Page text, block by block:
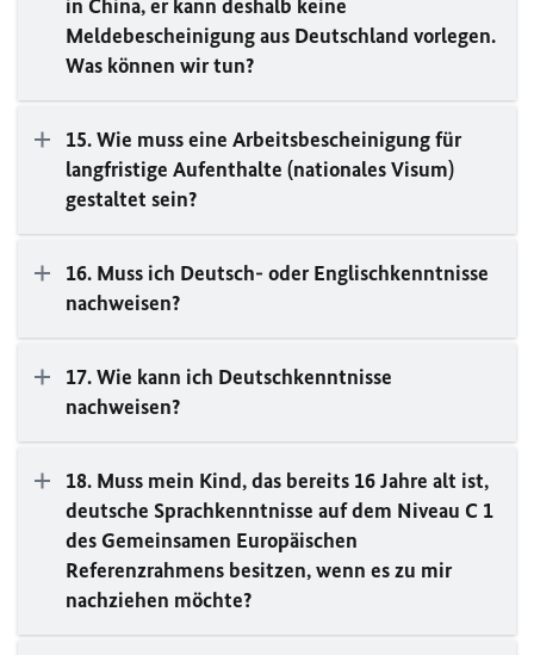
in China, er kann deshalb keine
Meldebescheinigung aus Deutschland vorlegen.
Was können wir tun?
15. Wie muss eine Arbeitsbescheinigung für
langfristige Aufenthalte (nationales Visum)
gestaltet sein?
16. Muss ich Deutsch- oder Englischkenntnisse
nachweisen?
17. Wie kann ich Deutschkenntnisse
nachweisen?
18. Muss mein Kind, das bereits 16 Jahre alt ist,
deutsche Sprachkenntnisse auf dem Niveau C 1
des Gemeinsamen Europäischen
Referenzrahmens besitzen, wenn es zu mir
nachziehen möchte?